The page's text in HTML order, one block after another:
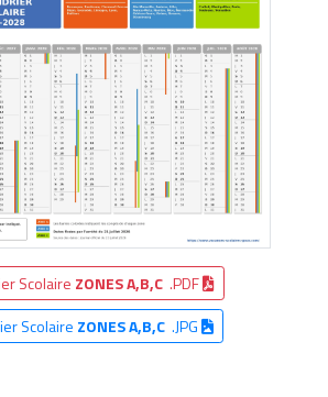
Scolaire ZONES A,B,C .PDF
Scolaire ZONES A,B,C.JPG